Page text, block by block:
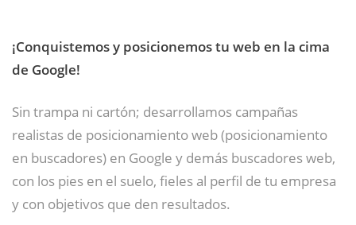
¡Conquistemos y posicionemos tu web en la cima
de Google!
Sin trampa ni cartón; desarrollamos campañas
realistas de posicionamiento web (posicionamiento
en buscadores) en Google y demás buscadores web,
con los pies en el suelo, fieles al perfil de tu empresa
y con objetivos que den resultados.